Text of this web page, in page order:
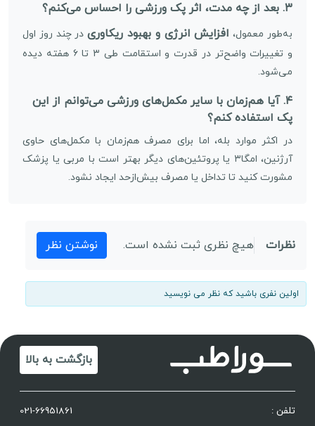
۳. بعد از چه مدت، اثر پک ورزشی را احساس می‌کنم؟
به‌طور معمول، افزایش انرژی و بهبود ریکاوریدر چند روز اول
و تغییرات واضح‌تر در قدرت و استقامت طی ۳ تا ۶ هفته دیده
می‌شود.
۴. آیا هم‌زمان با سایر مکمل‌های ورزشی می‌توانم از این
پک استفاده کنم؟
در اکثر موارد بله، اما برای مصرف هم‌زمان با مکمل‌های حاوی
آرژنین، امگا۳ یا پروتئین‌های دیگر بهتر است با مربی یا پزشک
مشورت کنید تا تداخل یا مصرف بیش‌ازحد ایجاد نشود.
نظرات هیچ نظری ثبت نشده است. نوشتن نظر
اولین نفری باشید که نظر می نویسید
بازگشت به بالا
تلفن : 021-66951861